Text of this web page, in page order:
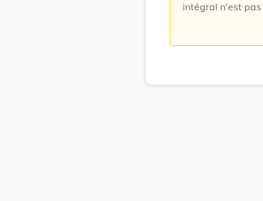
intégral n'est pas